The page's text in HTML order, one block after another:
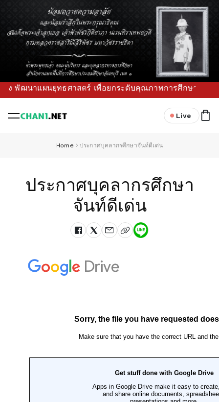
าแผนยุทธศาสตร์ เพื่อยกระดับคุณภาพการศึกษาขั้นพื้นฐาน
Live
Home ประกาศบุคลากรศึกษาจันท์ดีเด่น
ประกาศบุคลากรศึกษา
จันท์ดีเด่น